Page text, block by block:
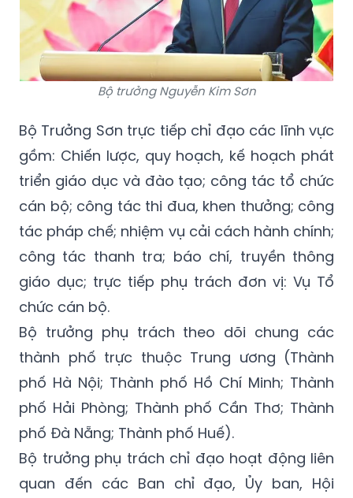
Bộ trưởng Nguyễn Kim Sơn
Bộ Trưởng Sơn trực tiếp chỉ đạo các lĩnh vực
gồm: Chiến lược, quy hoạch, kế hoạch phát
triển giáo dục và đào tạo; công tác tổ chức
cán bộ; công tác thi đua, khen thưởng; công
tác pháp chế; nhiệm vụ cải cách hành chính;
công tác thanh tra; báo chí, truyền thông
giáo dục; trực tiếp phụ trách đơn vị: Vụ Tổ
chức cán bộ.
Bộ trưởng phụ trách theo dõi chung các
thành phố trực thuộc Trung ương (Thành
phố Hà Nội; Thành phố Hồ Chí Minh; Thành
phố Hải Phòng; Thành phố Cần Thơ; Thành
phố Đà Nẵng; Thành phố Huế).
Bộ trưởng phụ trách chỉ đạo hoạt động liên
quan đến các Ban chỉ đạo, Ủy ban, Hội